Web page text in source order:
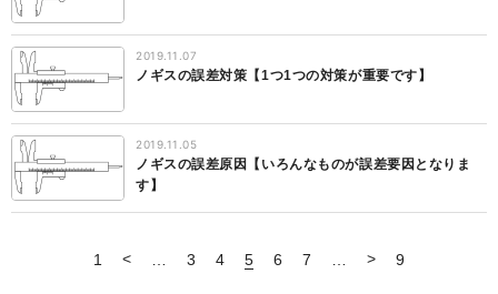
2019.11.07
ノギスの誤差対策【1つ1つの対策が重要です】
2019.11.05
ノギスの誤差原因【いろんなものが誤差要因となりま
す】
1 < 3 4 5 6 7 > 9